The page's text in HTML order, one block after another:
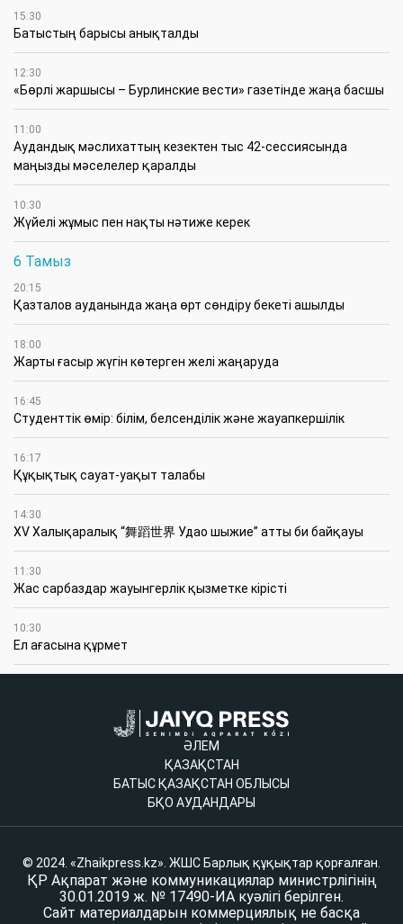
15:30
Батыстың барысы анықталды
12:30
«Бөрлі жаршысы – Бурлинские вести» газетінде жаңа басшы
11:00
Аудандық мәслихаттың кезектен тыс 42-сессиясында
маңызды мәселелер қаралды
10:30
Жүйелі жұмыс пен нақты нәтиже керек
6 Тамыз
20:15
Қазталов ауданында жаңа өрт сөндіру бекеті ашылды
18:00
Жарты ғасыр жүгін көтерген желі жаңаруда
16:45
Студенттік өмір: білім, белсенділік және жауапкершілік
16:17
Құқықтық сауат-уақыт талабы
14:30
XV Халықаралық “舞蹈世界 Удао шыжие” атты би байқауы
11:30
Жас сарбаздар жауынгерлік қызметке кірісті
10:30
Ел ағасына құрмет
ӘЛЕМ
ҚАЗАҚСТАН
БАТЫС ҚАЗАҚСТАН ОБЛЫСЫ
БҚО АУДАНДАРЫ
© 2024. «Zhaikpress.kz». ЖШС Барлық құқықтар қорғалған.
ҚР Ақпарат және коммуникациялар министрлігінің
30.01.2019 ж. № 17490-ИА куәлігі берілген.
Сайт материалдарын коммерциялық не басқа